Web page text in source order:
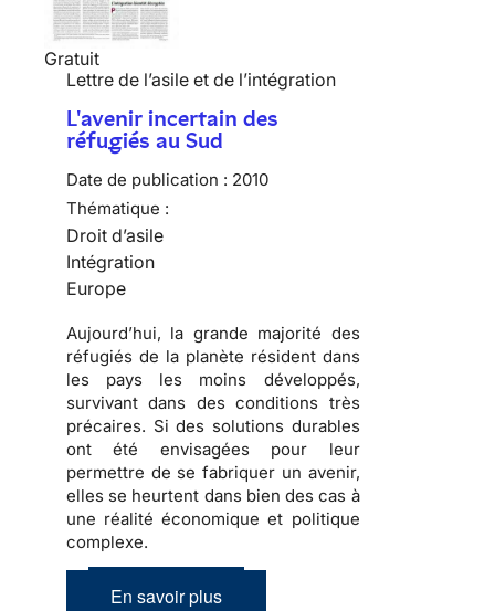
Gratuit
Lettre de l’asile et de l’intégration
L'avenir incertain des
réfugiés au Sud
Date de publication : 2010
Thématique :
Droit d’asile
Intégration
Europe
Aujourd’hui, la grande majorité des
réfugiés de la planète résident dans
les pays les moins développés,
survivant dans des conditions très
précaires. Si des solutions durables
ont été envisagées pour leur
permettre de se fabriquer un avenir,
elles se heurtent dans bien des cas à
une réalité économique et politique
complexe.
En savoir plus